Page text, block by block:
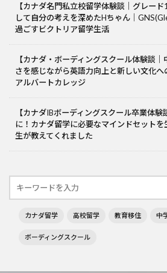
【カナダ名門私立校留学体験談｜グレー
して自分の考えを深めたHちゃん｜
過ごすビクトリア留学生活
【カナダ・ボーディングスクール体験談
さを感じながら英語力向上と新しい文化へ
アルバートカレッジ
【カナダIBボーディングスクール卒業体
に！カナダ留学に必要なマインドセット
生が教えてくれました
カナダ留学 高校留学 教育移住 中
ボーディングスクール